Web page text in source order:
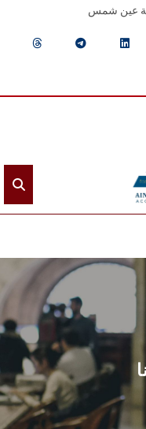
عين شمس
الرئيسيـة
عن الجامعة
القطاعـات
الشئون الأكاديمية